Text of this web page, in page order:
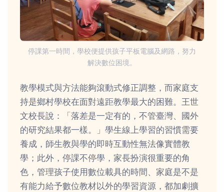
停課第一時間，學校便提供孩子平板電腦及網路，努力
解決數位困境。
教學模式與方法能夠滾動式修正調整，而家庭支
持是鄉村學校在面對遠距教學最大的困難。王世
文校長說：「落差是一定有的，不管臺灣、國外
的研究結果都一樣。」學生線上學習的習慣需要
養成，師生教與學的即時互動性無法像實體教
學；此外，停課不停學，家長扮演很重要的角
色，管理孩子使用數位載具的時間、家庭是不是
有能力給予數位教材以外的學習資源，都加劇擴